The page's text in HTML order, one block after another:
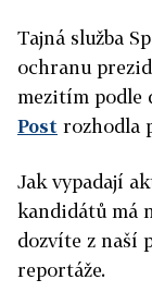
Tajná služba
ochranu
mezitím podle
Post rozhodla
Jak vypadají
kandidátů má
dozvíte z naší
reportáže.